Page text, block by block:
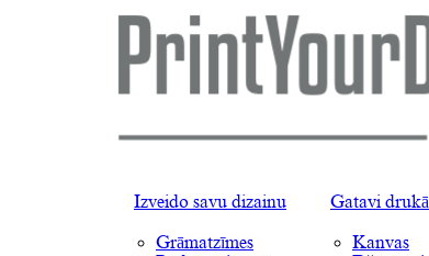
Izveido savu dizainu
Grāmatzīmes
Gatavi
Kanvas